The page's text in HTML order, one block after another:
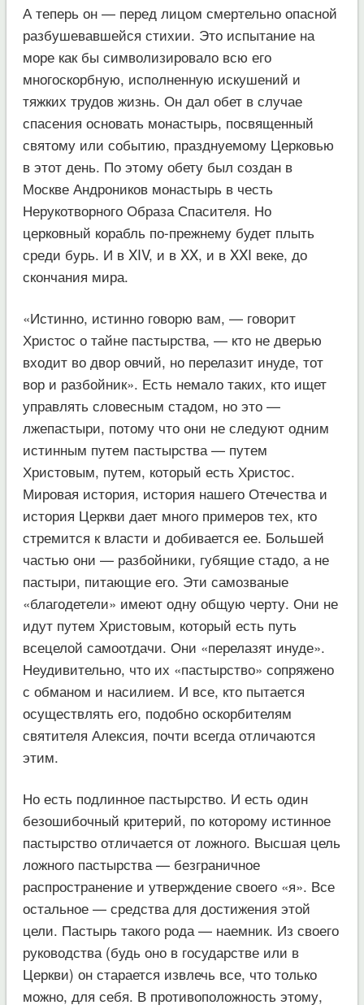
А теперь он — перед лицом смертельно опасной
разбушевавшейся стихии. Это испытание на
море как бы символизировало всю его
многоскорбную, исполненную искушений и
тяжких трудов жизнь. Он дал обет в случае
спасения основать монастырь, посвященный
святому или событию, празднуемому Церковью
в этот день. По этому обету был создан в
Москве Андроников монастырь в честь
Нерукотворного Образа Спасителя. Но
церковный корабль по-прежнему будет плыть
среди бурь. И в XIV, и в XX, и в XXI веке, до
скончания мира.
«Истинно, истинно говорю вам, — говорит
Христос о тайне пастырства, — кто не дверью
входит во двор овчий, но перелазит инуде, тот
вор и разбойник». Есть немало таких, кто ищет
управлять словесным стадом, но это —
лжепастыри, потому что они не следуют одним
истинным путем пастырства — путем
Христовым, путем, который есть Христос.
Мировая история, история нашего Отечества и
история Церкви дает много примеров тех, кто
стремится к власти и добивается ее. Большей
частью они — разбойники, губящие стадо, а не
пастыри, питающие его. Эти самозваные
«благодетели» имеют одну общую черту. Они не
идут путем Христовым, который есть путь
всецелой самоотдачи. Они «перелазят инуде».
Неудивительно, что их «пастырство» сопряжено
с обманом и насилием. И все, кто пытается
осуществлять его, подобно оскорбителям
святителя Алексия, почти всегда отличаются
этим.
Но есть подлинное пастырство. И есть один
безошибочный критерий, по которому истинное
пастырство отличается от ложного. Высшая цель
ложного пастырства — безграничное
распространение и утверждение своего «я». Все
остальное — средства для достижения этой
цели. Пастырь такого рода — наемник. Из своего
руководства (будь оно в государстве или в
Церкви) он старается извлечь все, что только
можно, для себя. В противоположность этому,